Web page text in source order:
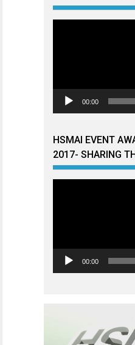
00:00
HSMAI EVENT
2017- SHARING
00:00